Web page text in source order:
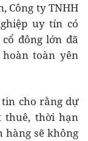
Công ty TNHH
uy tín có
đông lớn đã
toàn yên
cho rằng dự
thuê, thời hạn
hàng sẽ không